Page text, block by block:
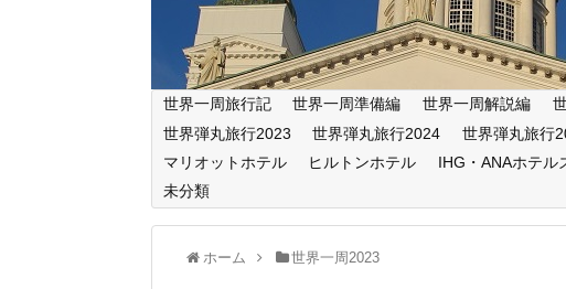
世界一周旅行記 世界一周準備編 世界一周解説編
世界弾丸旅行2023
世界弾丸旅行2024 世界弾丸旅行
マリオットホテル
ヒルトンホテル IHG・ANAホテル
未分類
ホーム 世界一周2023